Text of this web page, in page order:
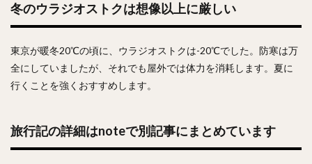
冬のウラジオストクは想像以上に厳しい
東京が暖冬20℃の頃に、ウラジオストクは-20℃でした。防寒は万
全にしていましたが、それでも屋外では体力を消耗します。夏に
行くことを強くおすすめします。
旅行記の詳細はnoteで別記事にまとめています